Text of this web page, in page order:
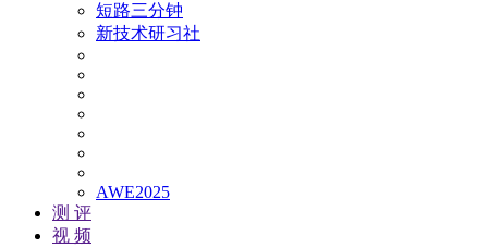
短路三分钟
新技术研习社
AWE2025
测 评
视 频